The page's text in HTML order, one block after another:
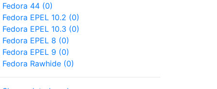
Fedora 44 (0)
Fedora EPEL 10.2 (0)
Fedora EPEL 10.3 (0)
Fedora EPEL 8 (0)
Fedora EPEL 9 (0)
Fedora Rawhide (0)